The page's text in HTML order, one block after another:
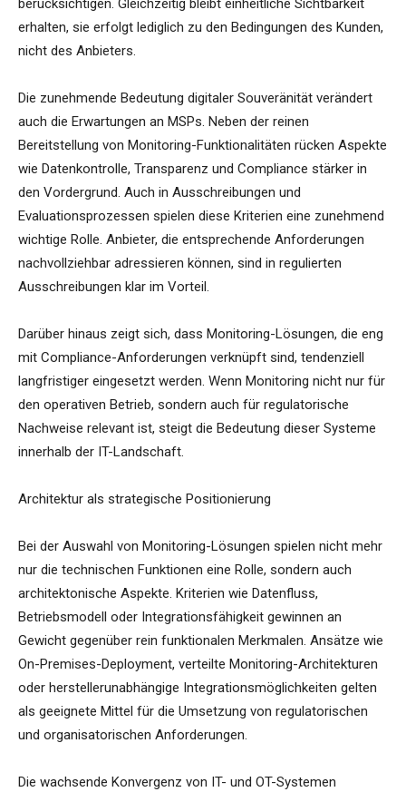
berücksichtigen. Gleichzeitig bleibt einheitliche Sichtbarkeit
erhalten, sie erfolgt lediglich zu den Bedingungen des Kunden,
nicht des Anbieters.
Die zunehmende Bedeutung digitaler Souveränität verändert
auch die Erwartungen an MSPs. Neben der reinen
Bereitstellung von Monitoring-Funktionalitäten rücken Aspekte
wie Datenkontrolle, Transparenz und Compliance stärker in
den Vordergrund. Auch in Ausschreibungen und
Evaluationsprozessen spielen diese Kriterien eine zunehmend
wichtige Rolle. Anbieter, die entsprechende Anforderungen
nachvollziehbar adressieren können, sind in regulierten
Ausschreibungen klar im Vorteil.
Darüber hinaus zeigt sich, dass Monitoring-Lösungen, die eng
mit Compliance-Anforderungen verknüpft sind, tendenziell
langfristiger eingesetzt werden. Wenn Monitoring nicht nur für
den operativen Betrieb, sondern auch für regulatorische
Nachweise relevant ist, steigt die Bedeutung dieser Systeme
innerhalb der IT-Landschaft.
Architektur als strategische Positionierung
Bei der Auswahl von Monitoring-Lösungen spielen nicht mehr
nur die technischen Funktionen eine Rolle, sondern auch
architektonische Aspekte. Kriterien wie Datenfluss,
Betriebsmodell oder Integrationsfähigkeit gewinnen an
Gewicht gegenüber rein funktionalen Merkmalen. Ansätze wie
On-Premises-Deployment, verteilte Monitoring-Architekturen
oder herstellerunabhängige Integrationsmöglichkeiten gelten
als geeignete Mittel für die Umsetzung von regulatorischen
und organisatorischen Anforderungen.
Die wachsende Konvergenz von IT- und OT-Systemen